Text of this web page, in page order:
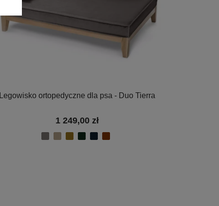
Legowisko ortopedyczne dla psa - Duo Tierra
1 249,00 zł